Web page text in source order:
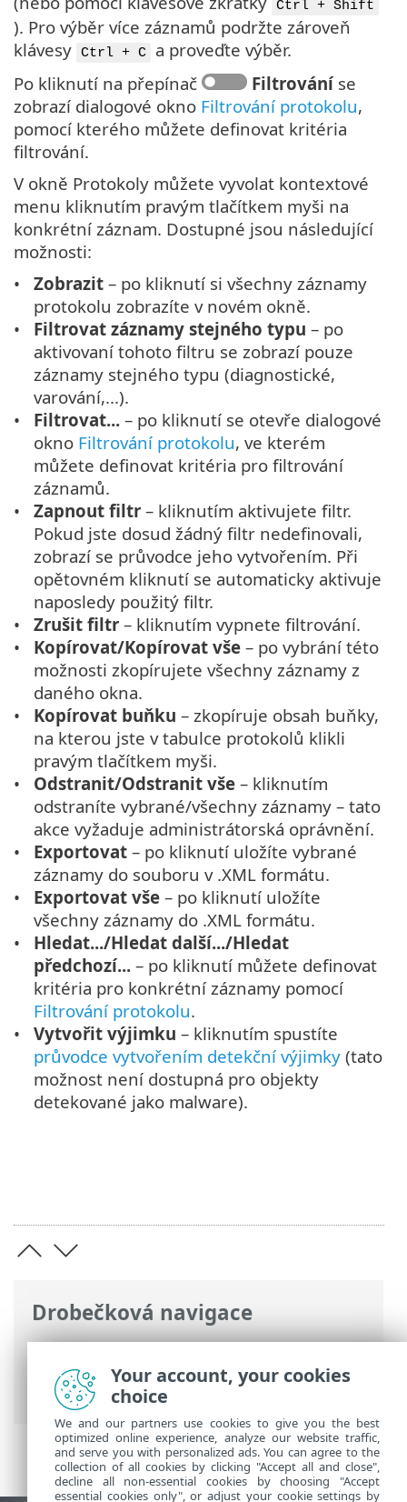
Drobečková navigace
ESET Online nápověda>ESET Endpoint
Antivirus
>Použití ESET Endpoint
Antivirus
>Nástroje > Protokoly
Ctrl + Shift
). Pro výběr více záznamů podržte zároveň
klávesy
Ctrl + C
a proveďte výběr.
Po kliknutí na přepínač
Filtrováníse
zobrazí dialogové okno Filtrování protokolu,
pomocí kterého můžete definovat kritéria
filtrování.
V okně Protokoly můžete vyvolat kontextové
menu kliknutím pravým tlačítkem myši na
konkrétní záznam. Dostupné jsou následující
možnosti:
Zobrazit – po kliknutí si všechny záznamy
protokolu zobrazíte v novém okně.
Filtrovat záznamy stejného typu – po
aktivovaní tohoto filtru se zobrazí pouze
záznamy stejného typu (diagnostické,
varování,...).
Filtrovat... – po kliknutí se otevře dialogové
okno Filtrování protokolu, ve kterém
můžete definovat kritéria pro filtrování
záznamů.
Zapnout filtr – kliknutím aktivujete filtr.
Pokud jste dosud žádný filtr nedefinovali,
zobrazí se průvodce jeho vytvořením. Při
opětovném kliknutí se automaticky aktivuje
naposledy použitý filtr.
Zrušit filtr – kliknutím vypnete filtrování.
Kopírovat/Kopírovat vše – po vybrání této
možnosti zkopírujete všechny záznamy z
daného okna.
Kopírovat buňku – zkopíruje obsah buňky,
na kterou jste v tabulce protokolů klikli
pravým tlačítkem myši.
Odstranit/Odstranit vše – kliknutím
odstraníte vybrané/všechny záznamy – tato
akce vyžaduje administrátorská oprávnění.
Exportovat – po kliknutí uložíte vybrané
záznamy do souboru v .XML formátu.
Exportovat vše – po kliknutí uložíte
všechny záznamy do .XML formátu.
Hledat.../Hledat další.../Hledat
předchozí... – po kliknutí můžete definovat
kritéria pro konkrétní záznamy pomocí
Filtrování protokolu.
Vytvořit výjimku – kliknutím spustíte
průvodce vytvořením detekční výjimky (tato
možnost není dostupná pro objekty
detekované jako malware).
Your account, your cookies
choice
We and our partners use cookies to give you the best
optimized online experience, analyze our website traffic,
and serve you with personalized ads. You can agree to the
collection of all cookies by clicking "Accept all and close",
decline all non-essential cookies by choosing "Accept
essential cookies only", or adjust your cookie settings by